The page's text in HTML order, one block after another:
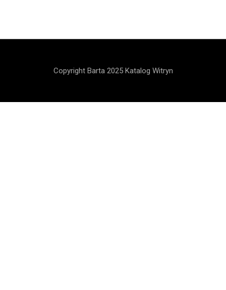
Copyright Barta 2025 Katalog Witryn